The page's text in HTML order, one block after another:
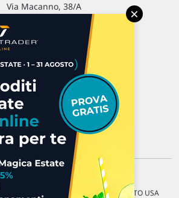
Via Macanno, 38/A
P.IVA 02 452 460 401
Chi siamo
e segnalazioni
Contattaci
Italia s.r.l.
di borsa differite di 15 min. / MERCATO USA
×